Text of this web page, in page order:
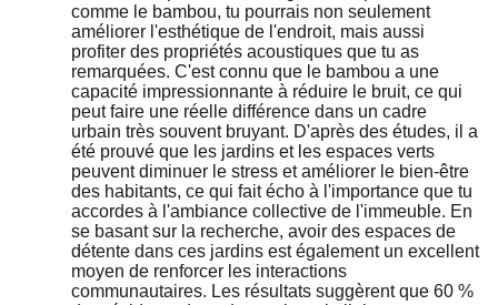
comme le bambou, tu pourrais non seulement
améliorer l'esthétique de l'endroit, mais aussi
profiter des propriétés acoustiques que tu as
remarquées. C'est connu que le bambou a une
capacité impressionnante à réduire le bruit, ce qui
peut faire une réelle différence dans un cadre
urbain très souvent bruyant. D'après des études, il a
été prouvé que les jardins et les espaces verts
peuvent diminuer le stress et améliorer le bien-être
des habitants, ce qui fait écho à l'importance que tu
accordes à l'ambiance collective de l'immeuble. En
se basant sur la recherche, avoir des espaces de
détente dans ces jardins est également un excellent
moyen de renforcer les interactions
communautaires. Les résultats suggèrent que 60 %